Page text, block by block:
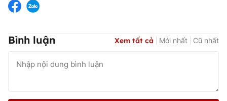
Bình luận Xem tất cả Mới nhất Cũ nhất